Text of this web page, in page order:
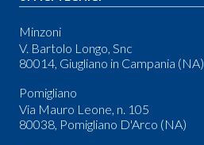
Minzoni
V. Bartolo Longo, Snc
80014, Giugliano in Campania (NA)
Pomigliano
Via Mauro Leone, n. 105
80038, Pomigliano D'Arco (NA)